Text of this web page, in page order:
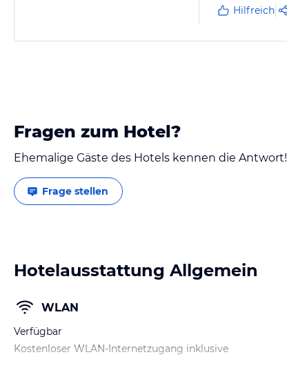
Hilfreich
Fragen zum Hotel?
Ehemalige Gäste des Hotels kennen die Antwort!
Frage stellen
Hotelausstattung Allgemein
WLAN
Verfügbar
Kostenloser WLAN-Internetzugang inklusive